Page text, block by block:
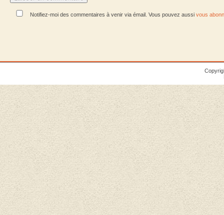
Notifiez-moi des commentaires à venir via émail. Vous pouvez aussi vous